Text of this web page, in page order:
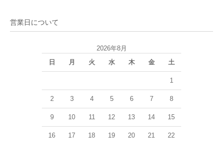
営業日について
2026年8月
日
月 火 水 木 金 土
1
2 3 4 5 6 7 8
9 10 11 12 13 14 15
16 17 18 19 20 21 22